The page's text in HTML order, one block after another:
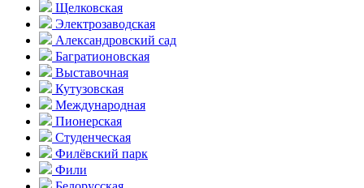
Щелковская
Электро­заводская
Александ­ровский сад
Багратионовская
Выставочная
Кутузовская
Международная
Пионерская
Студенческая
Филёвский парк
Фили